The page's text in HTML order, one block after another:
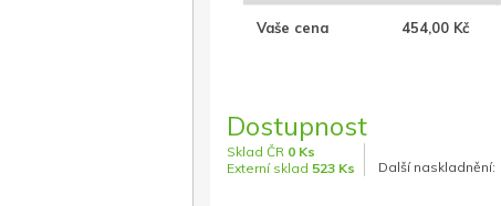
Vaše cena 454,00 Kč
Dostupnost
Sklad ČR 0 Ks
Externí sklad 523 Ks Další naskladnění: